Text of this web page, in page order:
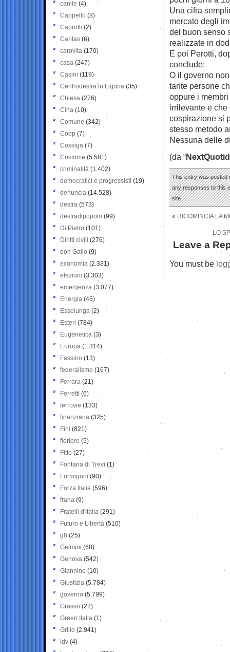
Una cifra
mercato degli
del buon senso
realizzate in
E poi Perotti,
conclude:
O il governo
tante persone
oppure i
irrilevante e
cospirazione si
stesso metodo
Nessuna delle
(da “
This entry was posted
any responses to this
site.
« RICOMINCIA LA
LO
Leave a
You must be
canile (4)
Cappello (8)
Caprotti (2)
Caritas (6)
carovita (170)
casa (247)
Casini (119)
Centrodestra in Liguria (35)
Chiesa (276)
Cina (10)
Comune (342)
Coop (7)
Cossiga (7)
Costume (5.581)
criminalità (1.402)
democratici e progressisti (19)
denuncia (14.528)
destra (573)
destradipopolo (99)
Di Pietro (101)
Diritti civili (276)
don Gallo (9)
economia (2.331)
elezioni (3.303)
emergenza (3.077)
Energia (45)
Esselunga (2)
Esteri (784)
Eugenetica (3)
Europa (1.314)
Fassino (13)
federalismo (167)
Ferrara (21)
Ferretti (6)
ferrovie (133)
finanziaria (325)
Fini (821)
fioriere (5)
Fitto (27)
Fontana di Trevi (1)
Formigoni (90)
Forza Italia (596)
frana (9)
Fratelli d'Italia (291)
Futuro e Libertà (510)
g8 (25)
Gelmini (68)
Genova (542)
Giannino (10)
Giustizia (5.784)
governo (5.799)
Grasso (22)
Green Italia (1)
Grillo (2.941)
Idv (4)